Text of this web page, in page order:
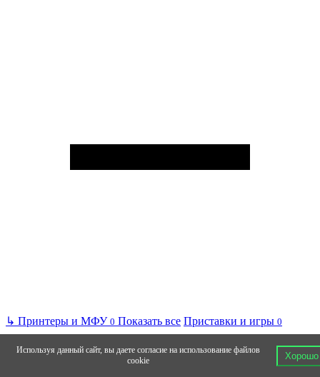
↳ Принтеры и МФУ 0 Показать все Приставки и игры 0
Используя данный сайт, вы даете согласие на использование файлов
cookie
Хорошо